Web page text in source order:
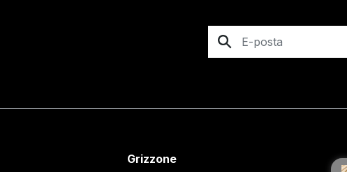
Grizzone